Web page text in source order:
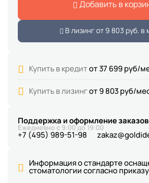
Добавить в
В лизинг от 9 803 руб. в
Купить в кредитот 37 699 руб/
Купить в лизингот 9 803 руб/
Поддержка и оформление заказов
Ежедневно с 9:00 до 19:00
+7 (495) 989-51-98
Информация о стандарте
стоматологии согласно